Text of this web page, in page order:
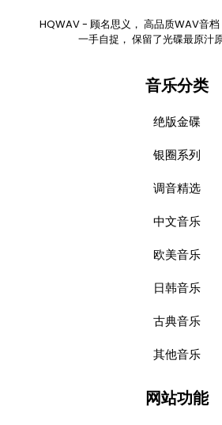
HQWAV - 顾名思义， 高品质WAV音
一手自捉， 保留了光碟最原汁
音乐分类
绝版金碟
银圈系列
调音精选
中文音乐
欧美音乐
日韩音乐
古典音乐
其他音乐
网站功能